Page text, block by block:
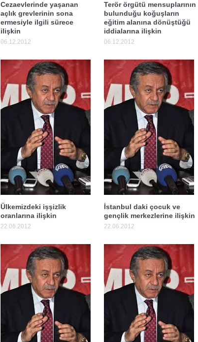
Cezaevlerinde yaşanan
açlık grevlerinin sona
ermesiyle ilgili sürece
ilişkin
06.12.2012
Terör örgütü mensuplarının
bulunduğu koğuşların
eğitim alanına dönüştüğü
iddialarına ilişkin
06.12.2012
Ülkemizdeki işşizlik
oranlarına ilişkin
22.06.2012
İstanbul daki çocuk ve
gençlik merkezlerine ilişkin
22.06.2012